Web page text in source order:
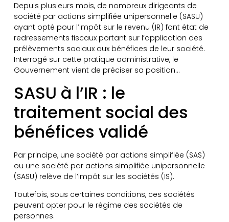
Depuis plusieurs mois, de nombreux dirigeants de
société par actions simplifiée unipersonnelle (SASU)
ayant opté pour l’impôt sur le revenu (IR) font état de
redressements fiscaux portant sur l’application des
prélèvements sociaux aux bénéfices de leur société.
Interrogé sur cette pratique administrative, le
Gouvernement vient de préciser sa position…
SASU à l’IR : le
traitement social des
bénéfices validé
Par principe, une société par actions simplifiée (SAS)
ou une société par actions simplifiée unipersonnelle
(SASU) relève de l’impôt sur les sociétés (IS).
Toutefois, sous certaines conditions, ces sociétés
peuvent opter pour le régime des sociétés de
personnes.